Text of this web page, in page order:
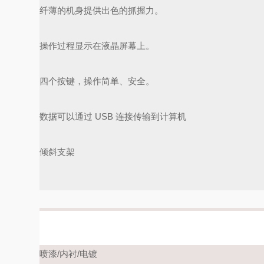
纤薄的机身提供出色的抓握力。
操作过程显示在液晶屏幕上。
四个按键，操作简单、安全。
数据可以通过 USB 连接传输到计算机
倾斜支架
喷漆/内衬/电镀